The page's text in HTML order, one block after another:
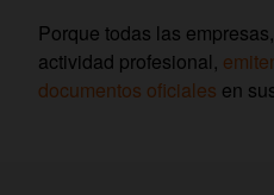
Porque todas las
actividad profesional,
documentos oficiales en